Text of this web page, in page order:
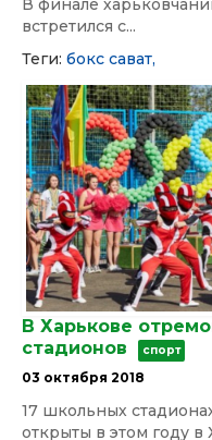
В финале
встретился с...
Теги: бокс сават,
В Харькове
стадионов
спорт
03 октября 2018
17 школьных
открыты в этом году в